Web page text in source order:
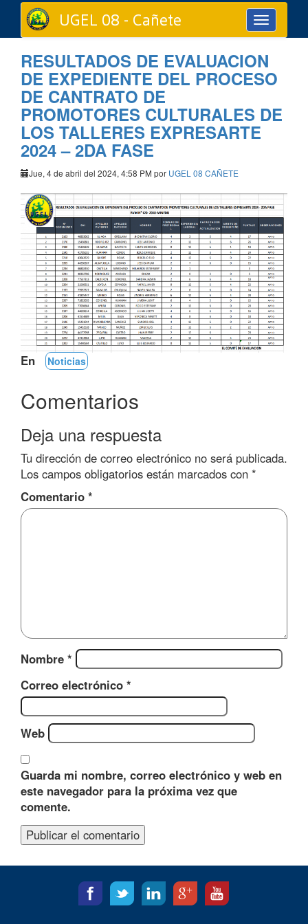
Toggle
navigation
UGEL 08 - Cañete
RESULTADOS DE EVALUACION
DE EXPEDIENTE DEL PROCESO
DE CANTRATO DE
PROMOTORES CULTURALES DE
LOS TALLERES EXPRESARTE
2024 – 2DA FASE
Jue, 4 de abril del 2024, 4:58 PM por UGEL 08 CAÑETE
En Noticias
Comentarios
Deja una respuesta
Tu dirección de correo electrónico no será publicada.
Los campos obligatorios están marcados con *
Comentario *
Nombre *
Correo electrónico *
Web
Guarda mi nombre, correo electrónico y web en
este navegador para la próxima vez que
comente.